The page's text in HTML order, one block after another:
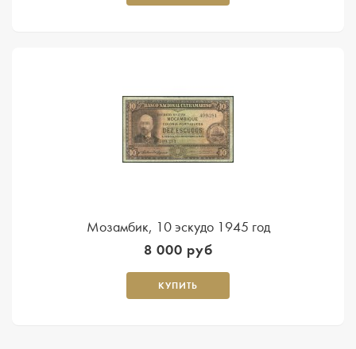
Мозамбик, 10 эскудо 1945 год
8 000 руб
КУПИТЬ